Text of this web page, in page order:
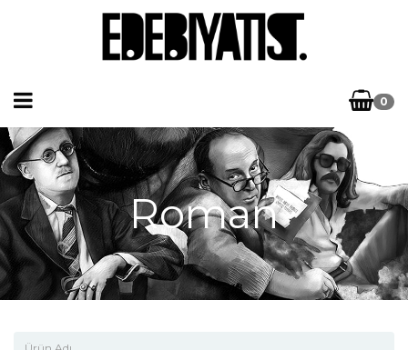
0
Roman